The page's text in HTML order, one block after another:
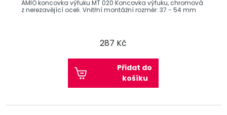
AMIO koncovka výfuku MT 020 Koncovka výfuku, chromová
z nerezavějící oceli. Vnitřní montážní rozměr: 37 - 54 mm
287 Kč
Přidat do
košíku